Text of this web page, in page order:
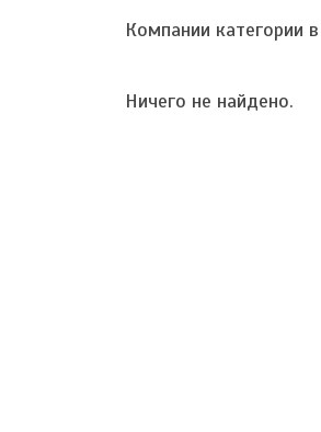
Компании категории в
Ничего не найдено.